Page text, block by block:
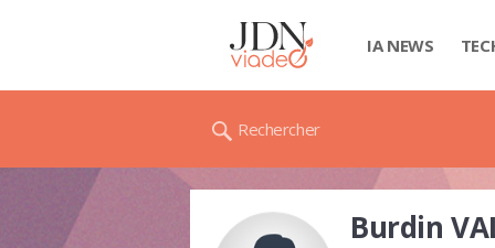
IA NEWS
Rechercher
Burdin